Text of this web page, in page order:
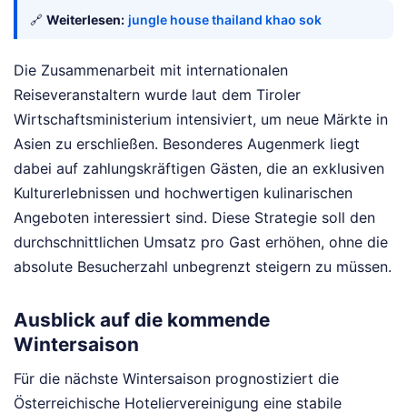
🔗 Weiterlesen: jungle house thailand khao sok
Die Zusammenarbeit mit internationalen
Reiseveranstaltern wurde laut dem Tiroler
Wirtschaftsministerium intensiviert, um neue Märkte in
Asien zu erschließen. Besonderes Augenmerk liegt
dabei auf zahlungskräftigen Gästen, die an exklusiven
Kulturerlebnissen und hochwertigen kulinarischen
Angeboten interessiert sind. Diese Strategie soll den
durchschnittlichen Umsatz pro Gast erhöhen, ohne die
absolute Besucherzahl unbegrenzt steigern zu müssen.
Ausblick auf die kommende
Wintersaison
Für die nächste Wintersaison prognostiziert die
Österreichische Hoteliervereinigung eine stabile